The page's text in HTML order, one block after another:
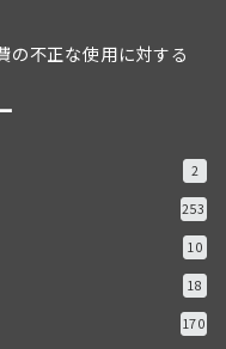
の不正な使用に対する
2
253
10
18
170